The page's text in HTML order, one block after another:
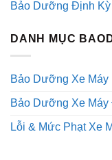
Bảo Dưỡng Định
DANH MỤC
Bảo Dưỡng Xe Máy
Bảo Dưỡng Xe
Lỗi & Mức Phạt Xe